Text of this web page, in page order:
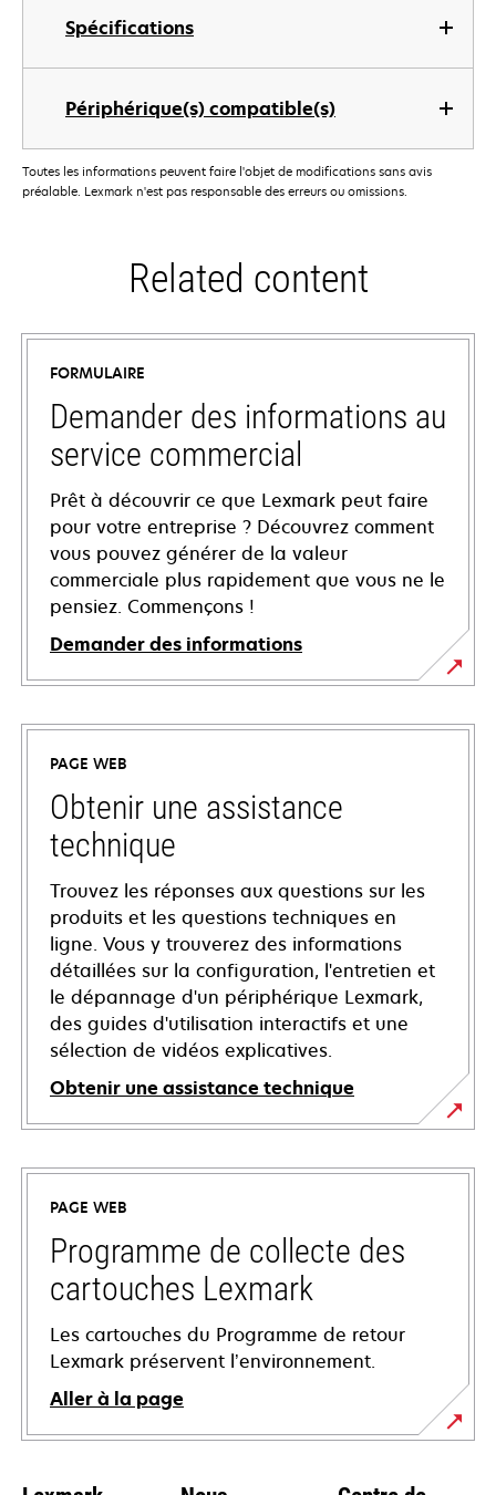
Spécifications
Périphérique(s) compatible(s)
Toutes les informations peuvent faire l'objet de modifications sans avis
préalable. Lexmark n'est pas responsable des erreurs ou omissions.
Related content
FORMULAIRE
Demander des informations au
service commercial
Prêt à découvrir ce que Lexmark peut faire
pour votre entreprise ? Découvrez comment
vous pouvez générer de la valeur
commerciale plus rapidement que vous ne le
pensiez. Commençons !
Demander des informations
PAGE WEB
Obtenir une assistance
technique
Trouvez les réponses aux questions sur les
produits et les questions techniques en
ligne. Vous y trouverez des informations
détaillées sur la configuration, l'entretien et
le dépannage d'un périphérique Lexmark,
des guides d'utilisation interactifs et une
sélection de vidéos explicatives.
Obtenir une assistance technique
s’ouvre
dans
nouvel
onglet
PAGE WEB
Programme de collecte des
cartouches Lexmark
Les cartouches du Programme de retour
Lexmark préservent l’environnement.
Aller à la page